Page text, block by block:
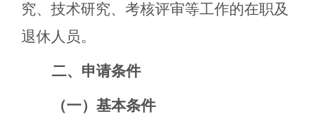
究、技术研究、考核评审等工作的在职及
退休人员。
二、申请条件
（一）基本条件